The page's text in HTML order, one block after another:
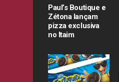
Paul’s Boutique e
Zétona lançam
pizza exclusiva
no Itaim